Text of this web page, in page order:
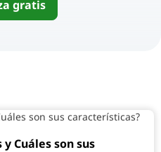
gratis
Cuáles son sus